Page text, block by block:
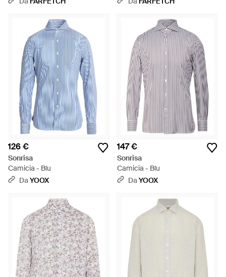
126 €
Sonrisa
Camicia - Blu
DaYOOX
147 €
Sonrisa
Camicia - Blu
DaYOOX